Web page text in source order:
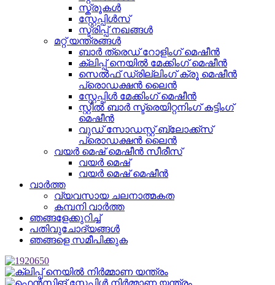
സ്ക്രൂകൾ
സ്റ്റേപ്പിൾസ്
സ്ട്രിപ്പ് നഖങ്ങൾ
മറ്റ് യന്ത്രങ്ങൾ
ബാർ ത്രെഡ് റോളിംഗ് മെഷീൻ
ക്ലിപ്പ് നെയിൽ മേക്കിംഗ് മെഷീൻ
സെൽഫ് ഡ്രില്ലിംഗ് ക്രൂ മെഷീൻ
പ്രൊഡക്ഷൻ ലൈൻ
സ്റ്റേപ്പിൾ മേക്കിംഗ് മെഷീൻ
സ്റ്റീൽ ബാർ സ്ട്രെയിറ്റനിംഗ് കട്ടിംഗ്
മെഷീൻ
വുഡ് സോഡസ്റ്റ് ബ്ലോക്ക്സ്
പ്രൊഡക്ഷൻ ലൈൻ
വയർ മെഷ് മെഷീൻ സീരീസ്
വയർ മെഷ്
വയർ മെഷ് മെഷീൻ
വാർത്ത
വ്യവസായ ചലനാത്മകത
കമ്പനി വാർത്ത
ഞങ്ങളേക്കുറിച്ച്
പതിവുചോദ്യങ്ങൾ
ഞങ്ങളെ സമീപിക്കുക